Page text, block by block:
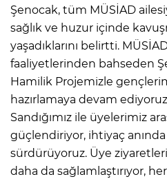
Şenocak, tüm MÜSİAD
sağlık ve huzur içinde
yaşadıklarını belirtti.
faaliyetlerinden bahseden
Hamilik Projemizle
hazırlamaya devam
Sandığımız ile üyelerimiz
güçlendiriyor, ihtiyaç
sürdürüyoruz. Üye
daha da sağlamlaştırıyor,